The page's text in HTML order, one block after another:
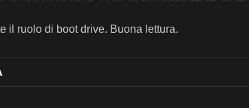
il ruolo di boot drive. Buona lettura.